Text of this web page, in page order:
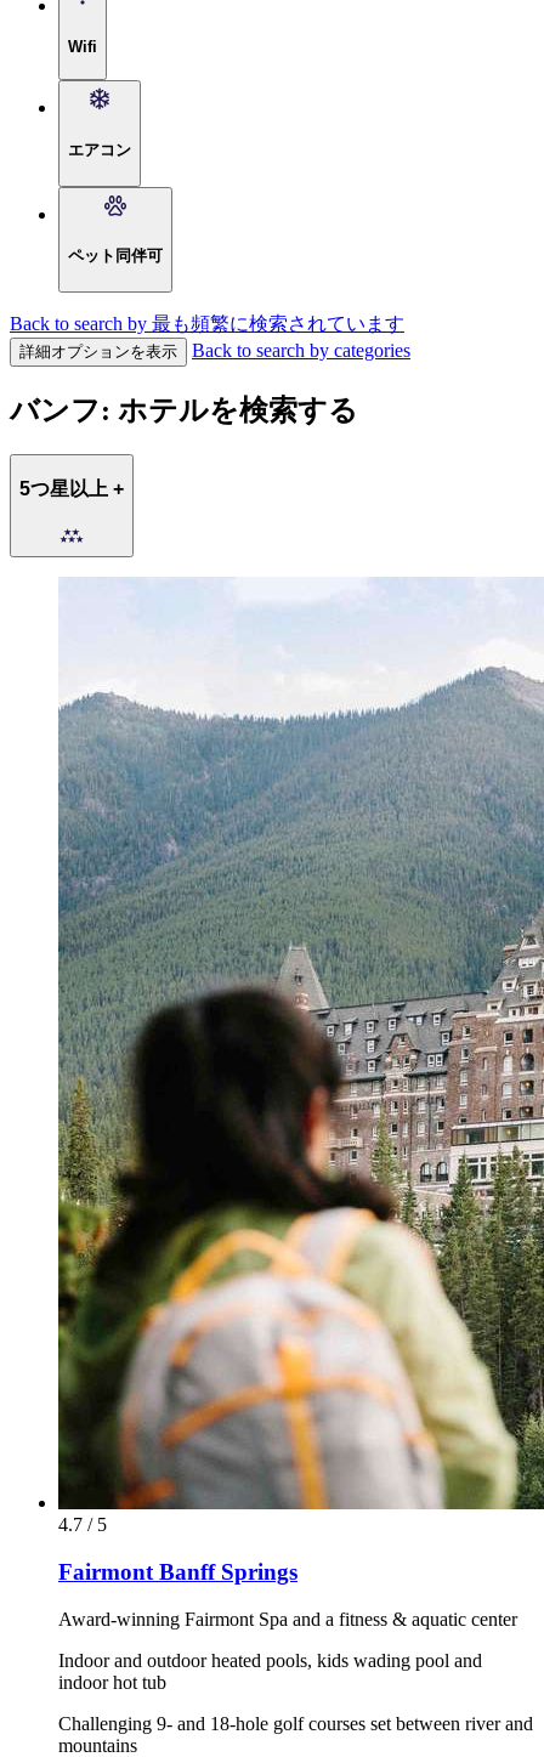
Wifi
エアコン
ペット同伴可
Back to search by 最も頻繁に検索されています
詳細オプションを表示 Back to search by categories
バンフ: ホテルを検索する
5つ星以上 +
4.7 / 5
Fairmont Banff Springs
Award-winning Fairmont Spa and a fitness & aquatic center
Indoor and outdoor heated pools, kids wading pool and
indoor hot tub
Challenging 9- and 18-hole golf courses set between river and
mountains